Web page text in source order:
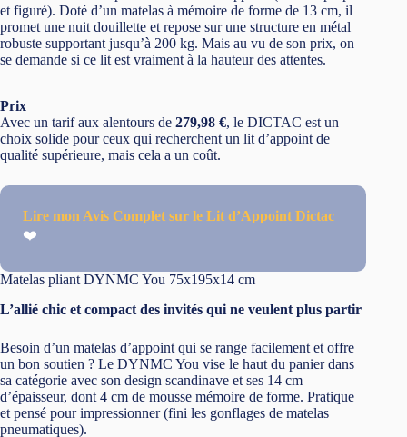
et figuré). Doté d’un matelas à mémoire de forme de 13 cm, il
promet une nuit douillette et repose sur une structure en métal
robuste supportant jusqu’à 200 kg. Mais au vu de son prix, on
se demande si ce lit est vraiment à la hauteur des attentes.
Prix
Avec un tarif aux alentours de 279,98 €, le DICTAC est un
choix solide pour ceux qui recherchent un lit d’appoint de
qualité supérieure, mais cela a un coût.
Lire mon Avis Complet sur le Lit d’Appoint Dictac
❤️
Matelas pliant DYNMC You 75x195x14 cm
L’allié chic et compact des invités qui ne veulent plus partir
Besoin d’un matelas d’appoint qui se range facilement et offre
un bon soutien ? Le DYNMC You vise le haut du panier dans
sa catégorie avec son design scandinave et ses 14 cm
d’épaisseur, dont 4 cm de mousse mémoire de forme. Pratique
et pensé pour impressionner (fini les gonflages de matelas
pneumatiques).